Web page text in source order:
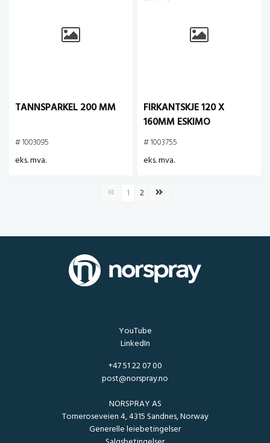
TANNSPARKEL 200 MM
# 1003095
eks. mva.
FIRKANTSKJE 120 X
160MM ESKIMO
# 1003755
eks. mva.
Forrige side
1 2 Neste side
YouTube
LinkedIn
+47 51 22 07 00
post@norspray.no
NORSPRAY AS
Torneroseveien 4, 4315 Sandnes, Norway
Generelle leiebetingelser